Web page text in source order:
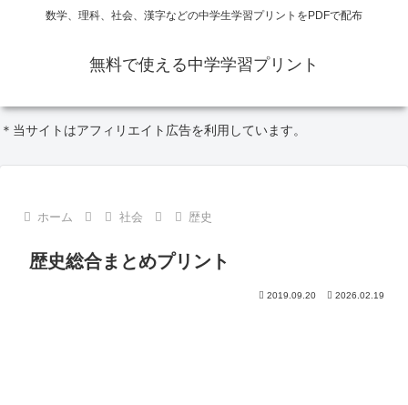
数学、理科、社会、漢字などの中学生学習プリントをPDFで配布
無料で使える中学学習プリント
＊当サイトはアフィリエイト広告を利用しています。
ホーム 社会 歴史
歴史総合まとめプリント
2019.09.20 2026.02.19